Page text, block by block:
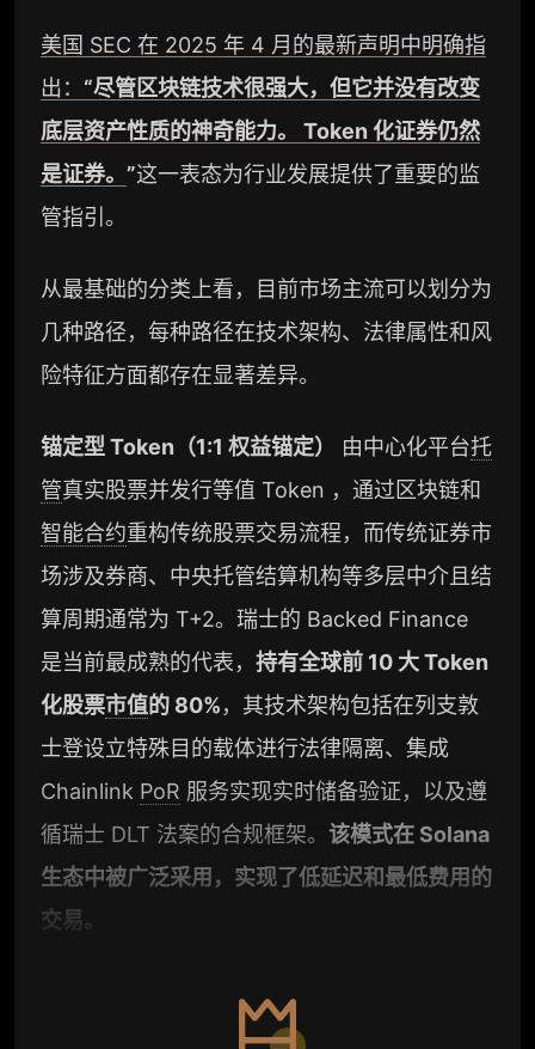
美国 SEC 在 2025 年 4 月的最新声明中明确指
出： “尽管区块链技术很强大，但它并没有改变
底层资产性质的神奇能力。 Token 化证券仍然
是证券。 ”这一表态为行业发展提供了重要的监
管指引。
从最基础的分类上看，目前市场主流可以划分为
几种路径，每种路径在技术架构、法律属性和风
险特征方面都存在显著差异。
锚定型 Token（1:1 权益锚定） 由中心化平台托
管真实股票并发行等值 Token ，通过区块链和
智能合约重构传统股票交易流程，而传统证券市
场涉及券商、中央托管结算机构等多层中介且结
算周期通常为 T+2。瑞士的 Backed Finance
是当前最成熟的代表， 持有全球前 10 大 Token
化股票市值的 80%，其技术架构包括在列支敦
士登设立特殊目的载体进行法律隔离、集成
Chainlink PoR 服务实现实时储备验证，以及遵
循瑞士 DLT 法案的合规框架。 该模式在 Solana
生态中被广泛采用，实现了低延迟和最低费用的
交易。